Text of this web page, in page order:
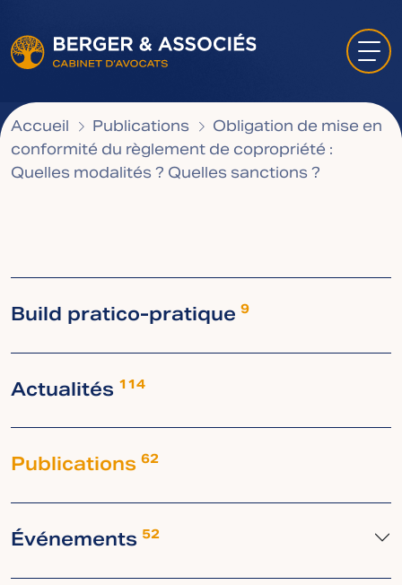
Accueil Publications Obligation de mise en
conformité du règlement de copropriété :
Quelles modalités ? Quelles sanctions ?
Build pratico-pratique 9
Actualités 114
Publications 62
Événements 52